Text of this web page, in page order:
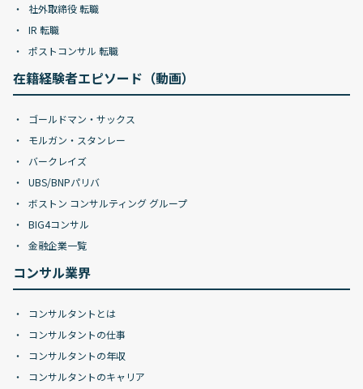
社外取締役 転職
IR 転職
ポストコンサル 転職
在籍経験者エピソード（動画）
ゴールドマン・サックス
モルガン・スタンレー
バークレイズ
UBS/BNPパリバ
ボストン コンサルティング グループ
BIG4コンサル
金融企業一覧
コンサル業界
コンサルタントとは
コンサルタントの仕事
コンサルタントの年収
コンサルタントのキャリア